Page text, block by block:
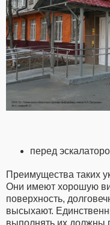
перед
Преимущества таких
Они имеют хорошую
поверхность,
высыхают.